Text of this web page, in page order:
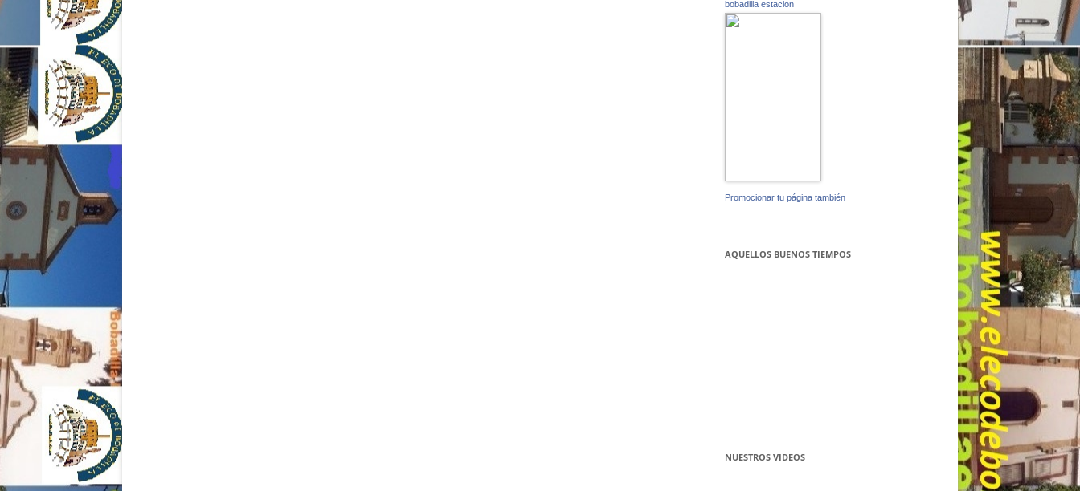
bobadilla estacion
Promocionar tu página también
AQUELLOS BUENOS TIEMPOS
NUESTROS VIDEOS